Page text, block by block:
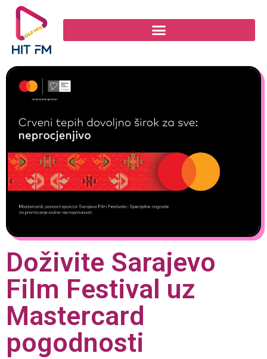
Doživite Sarajevo
Film Festival uz
Mastercard
pogodnosti